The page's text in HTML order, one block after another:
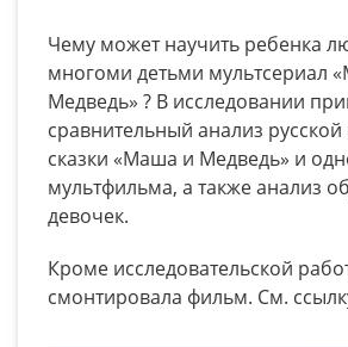
Чему может научить ребенка
многоми детьми мультсериал
Медведь» ? В исследовании
сравнительный анализ
сказки «Маша и Медведь» и
мультфильма, а также анализ
девочек.
Кроме исследовательской
смонтировала фильм. См.